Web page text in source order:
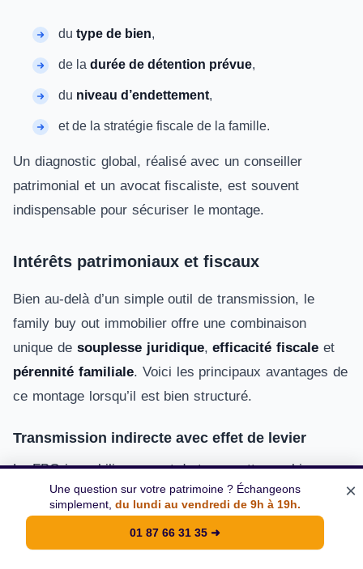
du type de bien,
de la durée de détention prévue,
du niveau d’endettement,
et de la stratégie fiscale de la famille.
Un diagnostic global, réalisé avec un conseiller
patrimonial et un avocat fiscaliste, est souvent
indispensable pour sécuriser le montage.
Intérêts patrimoniaux et fiscaux
Bien au-delà d’un simple outil de transmission, le
family buy out immobilier offre une combinaison
unique de souplesse juridique,efficacité fiscale et
pérennité familiale. Voici les principaux avantages de
ce montage lorsqu’il est bien structuré.
Transmission indirecte avec effet de levier
Le FBO immobilier permet de transmettre un bien
sans donation directe, via la vente à une société
familiale contrôlée par les héritiers. Cette structure
emprunte pour financer l’achat, créant ainsi un
effet
Une question sur votre patrimoine ? Échangeons
simplement, du lundi au vendredi de 9h à 19h.
01 87 66 31 35 ➜
×